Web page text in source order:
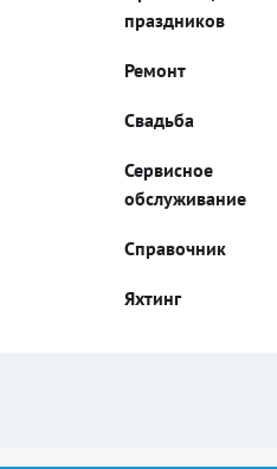
праздников
Ремонт
Свадьба
Сервисное
обслуживание
Справочник
Яхтинг